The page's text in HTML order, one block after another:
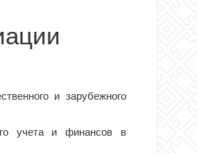
и зарубежного
учета и финансов в